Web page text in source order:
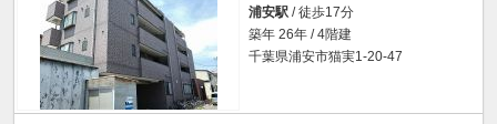
浦安駅 / 徒歩17分
築年 26年 / 4階建
千葉県浦安市猫実1-20-47